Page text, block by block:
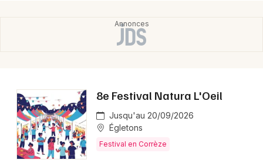
8e Festival Natura L'Oeil
Jusqu'au 20/09/2026
Égletons
Festival en Corrèze